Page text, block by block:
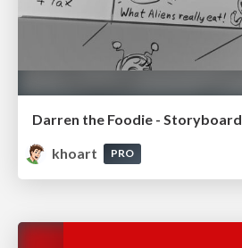
Darren the Foodie - Storyboard
khoart
PRO